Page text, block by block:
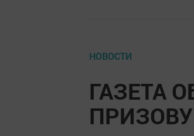
НОВОСТИ
ГАЗЕТА